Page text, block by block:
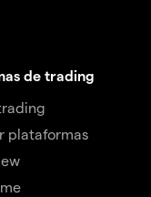
de trading
plataformas